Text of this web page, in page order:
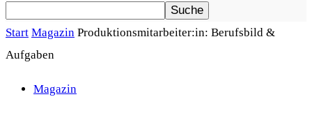
Start Magazin Produktionsmitarbeiter:in: Berufsbild &
Aufgaben
Magazin